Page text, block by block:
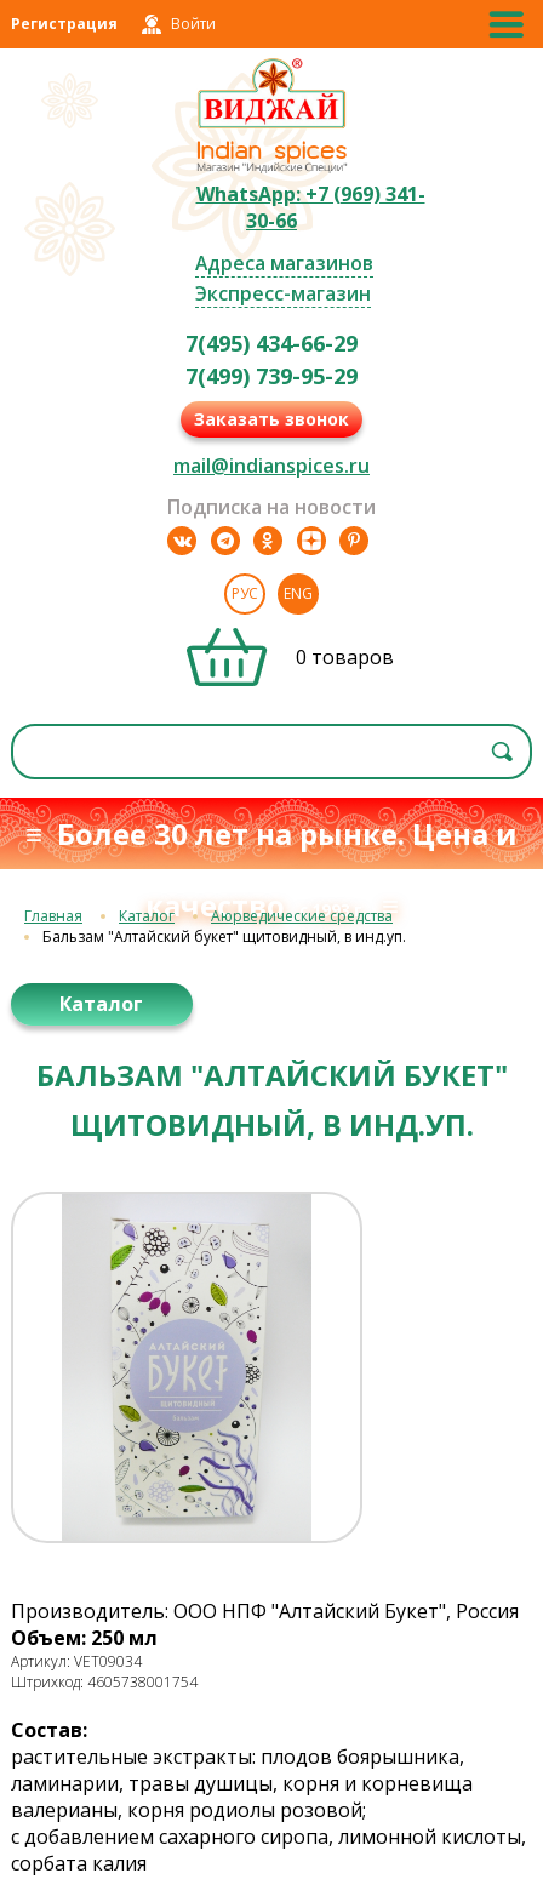
Регистрация Войти
WhatsApp: +7 (969) 341-
30-66
Адреса магазинов
Экспресс-магазин
7(495) 434-66-29
7(499) 739-95-29
Заказать звонок
mail@indianspices.ru
Подписка на новости
РУС ENG
0 товаров
≡ Более 30 лет на рынке. Цена и
качествос 1993 г.≡
Главная Каталог
Аюрведические средства
Бальзам "Алтайский букет" щитовидный, в инд.уп.
Каталог
БАЛЬЗАМ "АЛТАЙСКИЙ БУКЕТ"
ЩИТОВИДНЫЙ, В ИНД.УП.
Производитель: ООО НПФ "Алтайский Букет", Россия
Объем: 250 мл
Артикул: VET09034
Штрихкод: 4605738001754
Состав:
растительные экстракты: плодов боярышника,
ламинарии, травы душицы, корня и корневища
валерианы, корня родиолы розовой;
с добавлением сахарного сиропа, лимонной кислоты,
сорбата калия